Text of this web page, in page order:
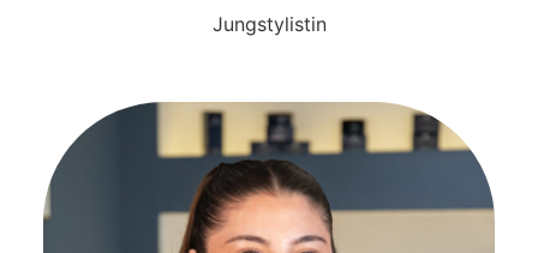
Jungstylistin